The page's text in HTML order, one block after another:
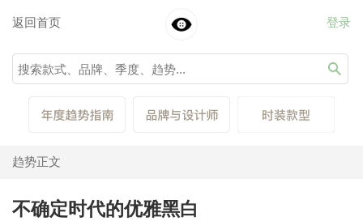
返回首页 登录
趋势正文
不确定时代的优雅黑白